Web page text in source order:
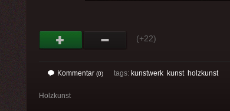
(+22)
Kommentar (0) tags: kunstwerk kunst holzkunst
Holzkunst